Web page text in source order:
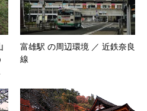
富雄駅 の周辺環境 ／ 近鉄奈良
線